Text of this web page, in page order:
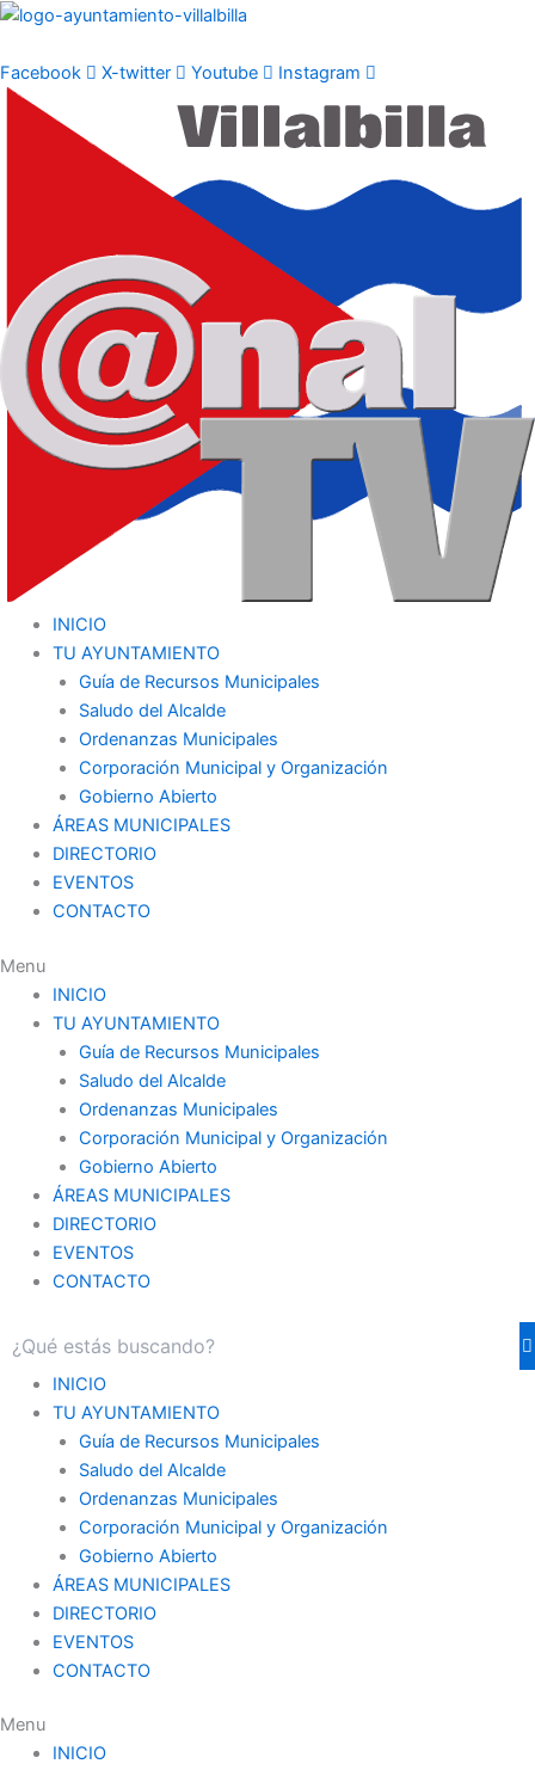
Ir
contenido
Facebook X-twitter Youtube Instagram
INICIO
TU AYUNTAMIENTO
Guía de Recursos Municipales
Saludo del Alcalde
Ordenanzas Municipales
Corporación Municipal y Organización
Gobierno Abierto
ÁREAS MUNICIPALES
DIRECTORIO
EVENTOS
CONTACTO
Menu
INICIO
TU AYUNTAMIENTO
Guía de Recursos Municipales
Saludo del Alcalde
Ordenanzas Municipales
Corporación Municipal y Organización
Gobierno Abierto
ÁREAS MUNICIPALES
DIRECTORIO
EVENTOS
CONTACTO
INICIO
TU AYUNTAMIENTO
Guía de Recursos Municipales
Saludo del Alcalde
Ordenanzas Municipales
Corporación Municipal y Organización
Gobierno Abierto
ÁREAS MUNICIPALES
DIRECTORIO
EVENTOS
CONTACTO
Menu
INICIO